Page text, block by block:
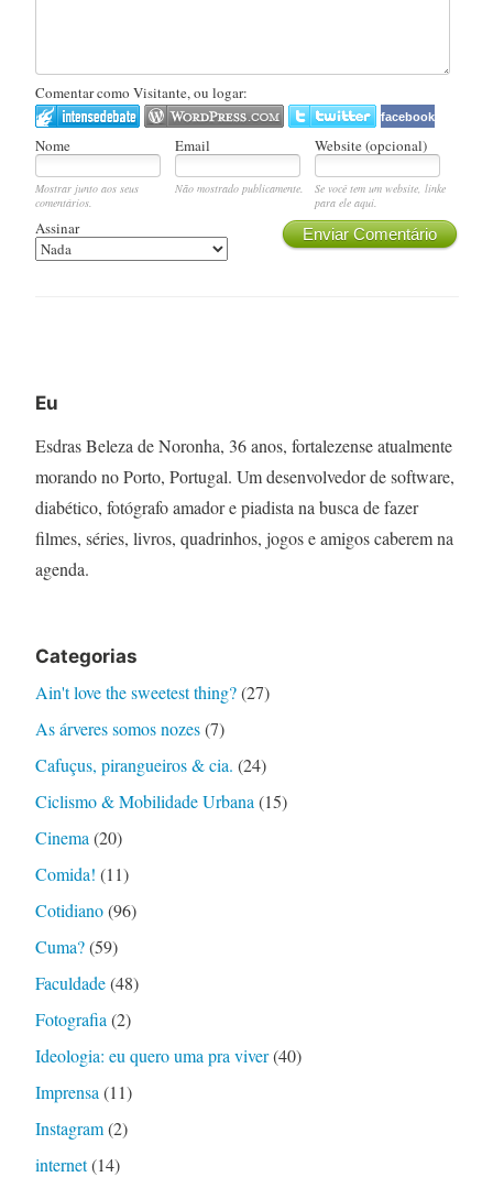
Comentar como Visitante, ou logar:
facebook
Nome Email Website (opcional)
Mostrar junto aos seus
comentários.
Não mostrado publicamente.
Se você tem um website, linke
para ele aqui.
Enviar Comentário
Assinar
Eu
Esdras Beleza de Noronha, 36 anos, fortalezense atualmente
morando no Porto, Portugal. Um desenvolvedor de software,
diabético, fotógrafo amador e piadista na busca de fazer
filmes, séries, livros, quadrinhos, jogos e amigos caberem na
agenda.
Categorias
Ain't love the sweetest thing?(27)
As árveres somos nozes(7)
Cafuçus, pirangueiros & cia. (24)
Ciclismo & Mobilidade Urbana(15)
Cinema(20)
Comida! (11)
Cotidiano(96)
Cuma?(59)
Faculdade(48)
Fotografia(2)
Ideologia: eu quero uma pra viver(40)
Imprensa(11)
Instagram(2)
internet(14)